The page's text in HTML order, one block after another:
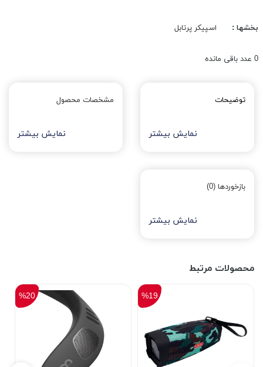
بخشها : اسپیکر پرتابل
0 عدد باقی مانده
توضیحات
نمایش بیشتر
مشخصات محصول
نمایش بیشتر
بازخوردها (0)
نمایش بیشتر
محصولات مرتبط
%19
%20